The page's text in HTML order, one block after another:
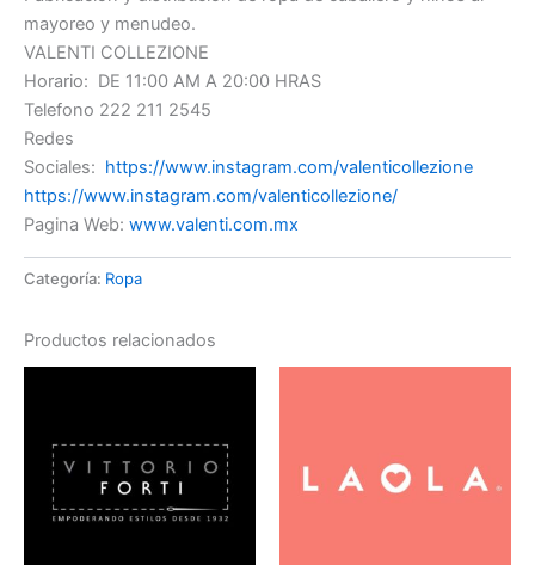
mayoreo y menudeo.
VALENTI COLLEZIONE
Horario: DE 11:00 AM A 20:00 HRAS
Telefono 222 211 2545
Redes
Sociales: https://www.instagram.com/valenticollezione
https://www.instagram.com/valenticollezione/
Pagina Web: www.valenti.com.mx
Categoría: Ropa
Productos relacionados